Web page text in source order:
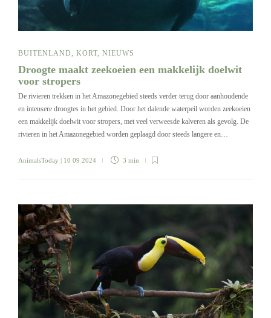
BUITENLAND, KORT, NIEUWS
Droogte maakt zeekoeien een makkelijk doelwit
voor stropers
De rivieren trekken in het Amazonegebied steeds verder terug door aanhoudende
en intensere droogtes in het gebied. Door het dalende waterpeil worden zeekoeien
een makkelijk doelwit voor stropers, met veel verweesde kalveren als gevolg. De
rivieren in het Amazonegebied worden geplaagd door steeds langere en…
AnimalsToday | 10 09 2024 3 min